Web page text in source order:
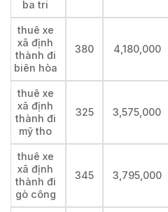
ba tri
thuê xe
xã định
thành đi
biên hòa
380 4,180,000
thuê xe
xã định
thành đi
mỹ tho
325 3,575,000
thuê xe
xã định
thành đi
gò công
345 3,795,000